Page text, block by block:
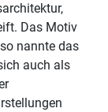
Das Motiv
nannte das
auch als